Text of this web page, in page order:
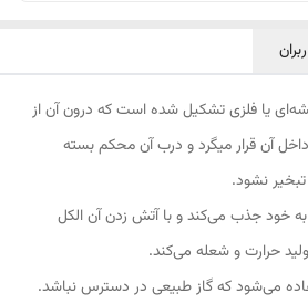
یا فلزی تشکیل شده است که درون آن از
آن قرار میگرد و درب آن محکم بسته
نشود.
به خود جذب می‌کند و با آتش زدن آن الکل
حرارت و شعله می‌کند.
می‌شود که گاز طبیعی در دسترس نباشد.